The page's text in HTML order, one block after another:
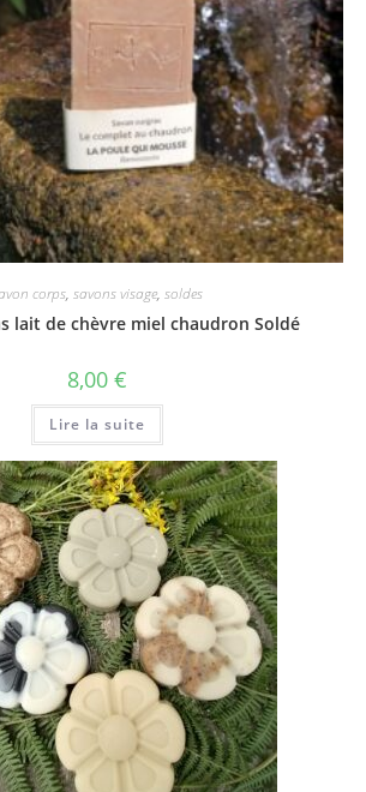
corps, savons visage, soldes
lait de chèvre miel chaudron Soldé
8,00 €
Lire la suite